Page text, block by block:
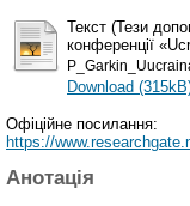
Текст (Тези
конференції
Download
Офіційне посилання:
https://
Анотація